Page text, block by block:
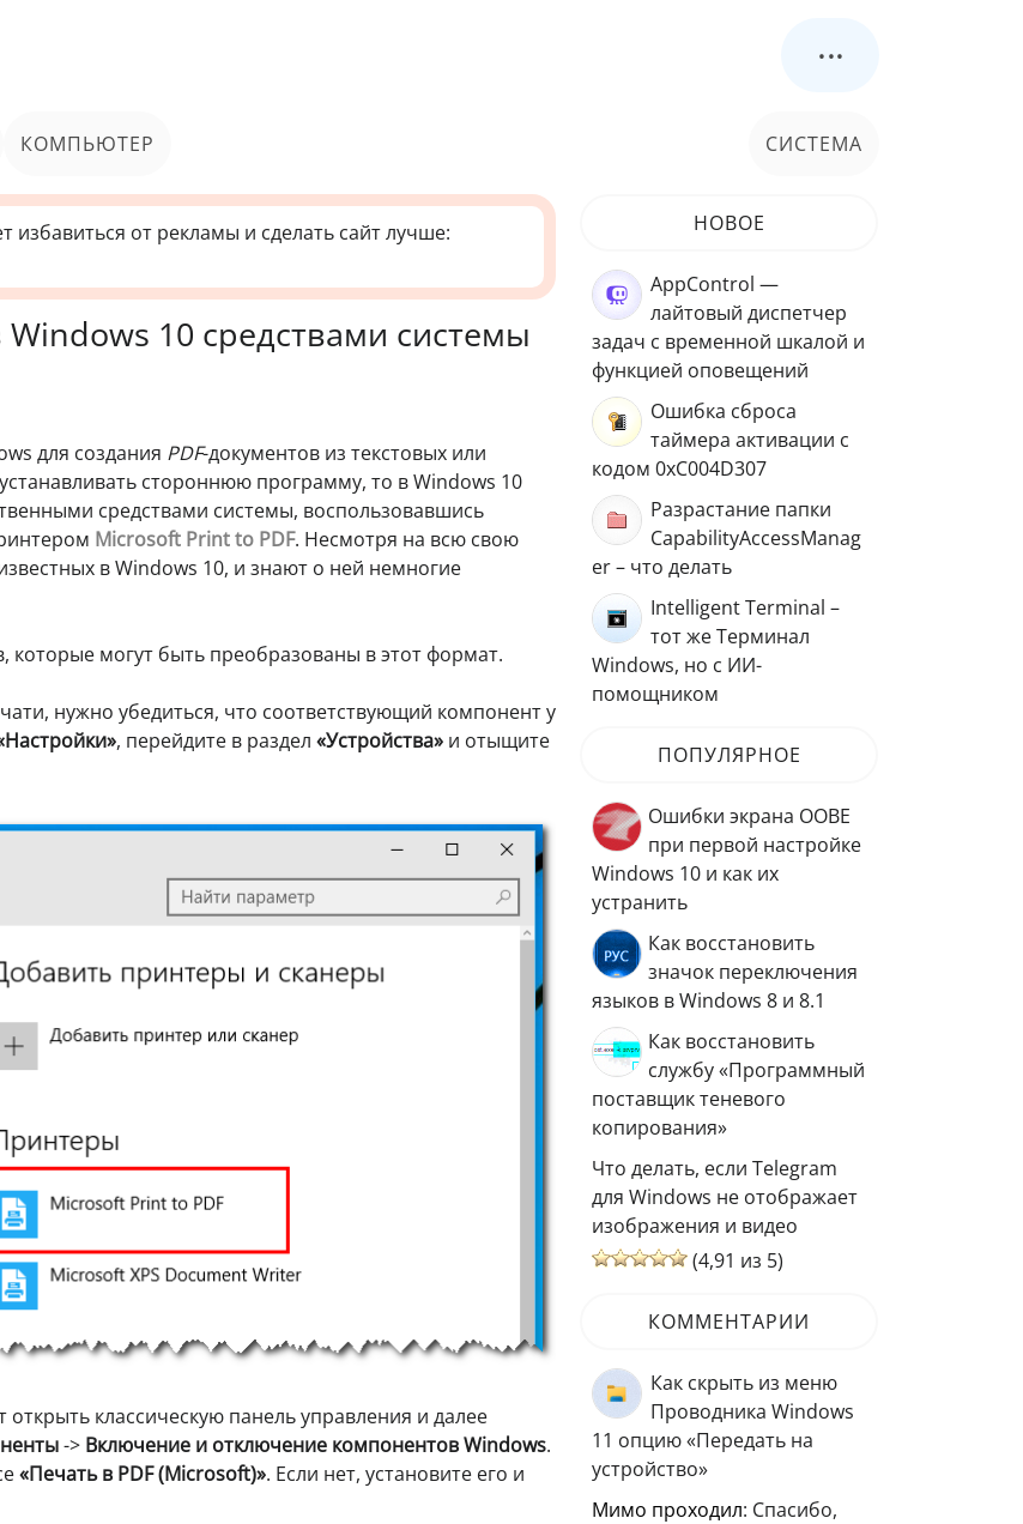
...
КОМПЬЮТЕР СИСТЕМА
от рекламы и сделать сайт лучше:
10 средствами системы
для создания PDF-документов из текстовых или
стороннюю программу, то в Windows 10
средствами системы, воспользовавшись
Microsoft Print to PDF. Несмотря на всю свою
в Windows 10, и знают о ней немногие
могут быть преобразованы в этот формат.
нужно убедиться, что соответствующий компонент у
, перейдите в раздел «Устройства» и отыщите
классическую панель управления и далее
-> Включение и отключение компонентов Windows.
«Печать в PDF (Microsoft)». Если нет, установите его и
НОВОЕ
AppControl —
лайтовый диспетчер
задач с временной шкалой и
функцией оповещений
Ошибка сброса
таймера активации с
кодом 0xC004D307
Разрастание папки
CapabilityAccessManag
er – что делать
Intelligent Terminal –
тот же Терминал
Windows, но с ИИ-
помощником
ПОПУЛЯРНОЕ
Ошибки экрана OOBE
при первой настройке
Windows 10 и как их
устранить
Как восстановить
значок переключения
языков в Windows 8 и 8.1
Как восстановить
службу «Программный
поставщик теневого
копирования»
Что делать, если Telegram
для Windows не отображает
изображения и видео
(4,91 из 5)
КОММЕНТАРИИ
Как скрыть из меню
Проводника Windows
11 опцию «Передать на
устройство»
мимо проходил: Спасибо,